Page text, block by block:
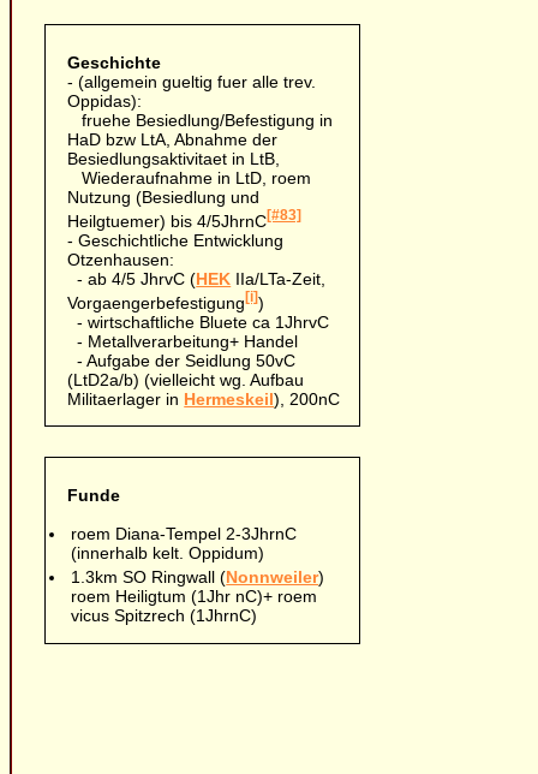
Geschichte
- (allgemein gueltig fuer alle trev.
Oppidas):
fruehe Besiedlung/Befestigung in
HaD bzw LtA, Abnahme der
Besiedlungsaktivitaet in LtB,
Wiederaufnahme in LtD, roem
Nutzung (Besiedlung und
Heilgtuemer) bis 4/5JhrnC[#83]
- Geschichtliche Entwicklung
Otzenhausen:
- ab 4/5 JhrvC (HEK IIa/LTa-Zeit,
Vorgaengerbefestigung[i])
- wirtschaftliche Bluete ca 1JhrvC
- Metallverarbeitung+ Handel
- Aufgabe der Seidlung 50vC
(LtD2a/b) (vielleicht wg. Aufbau
Militaerlager in Hermeskeil), 200nC
Funde
roem Diana-Tempel 2-3JhrnC
(innerhalb kelt. Oppidum)
1.3km SO Ringwall (Nonnweiler)
roem Heiligtum (1Jhr nC)+ roem
vicus Spitzrech (1JhrnC)